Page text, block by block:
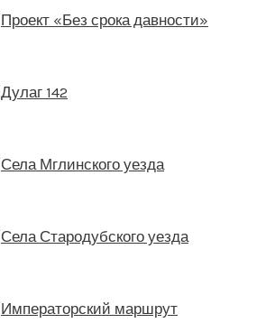
Проект «Без срока давности»
Дулаг 142
Села Мглинского уезда
Села Стародубского уезда
Императорский маршрут